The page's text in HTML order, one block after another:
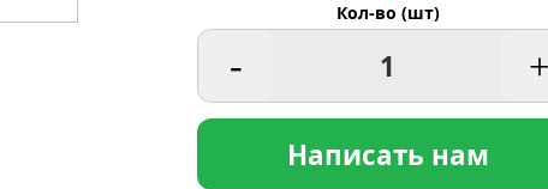
Кол-во (шт)
- +
Написать нам